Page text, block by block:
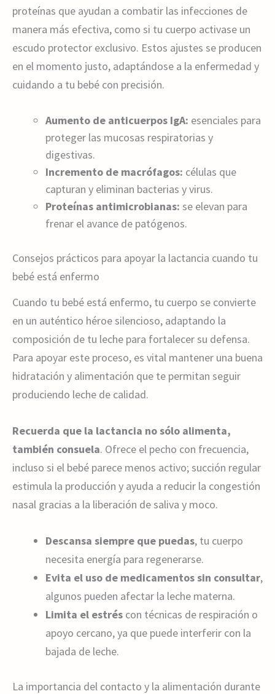
proteínas que ayudan a combatir las infecciones de
manera más efectiva, como si tu cuerpo activase un
escudo protector exclusivo. Estos ajustes se producen
en el momento justo, adaptándose a la enfermedad y
cuidando a tu bebé con precisión.
Aumento de anticuerpos IgA: esenciales para
proteger las mucosas respiratorias y
digestivas.
Incremento de macrófagos: células que
capturan y eliminan bacterias y virus.
Proteínas antimicrobianas: se elevan para
frenar el avance de patógenos.
Consejos prácticos para apoyar la lactancia cuando tu
bebé está enfermo
Cuando tu bebé está enfermo, tu cuerpo se convierte
en un auténtico héroe silencioso, adaptando la
composición de tu leche para fortalecer su defensa.
Para apoyar este proceso, es vital mantener una buena
hidratación y alimentación que te permitan seguir
produciendo leche de calidad.
Recuerda que la lactancia no sólo alimenta,
también consuela. Ofrece el pecho con frecuencia,
incluso si el bebé parece menos activo; succión regular
estimula la producción y ayuda a reducir la congestión
nasal gracias a la liberación de saliva y moco.
Descansa siempre que puedas, tu cuerpo
necesita energía para regenerarse.
Evita el uso de medicamentos sin consultar,
algunos pueden afectar la leche materna.
Limita el estrés con técnicas de respiración o
apoyo cercano, ya que puede interferir con la
bajada de leche.
La importancia del contacto y la alimentación durante